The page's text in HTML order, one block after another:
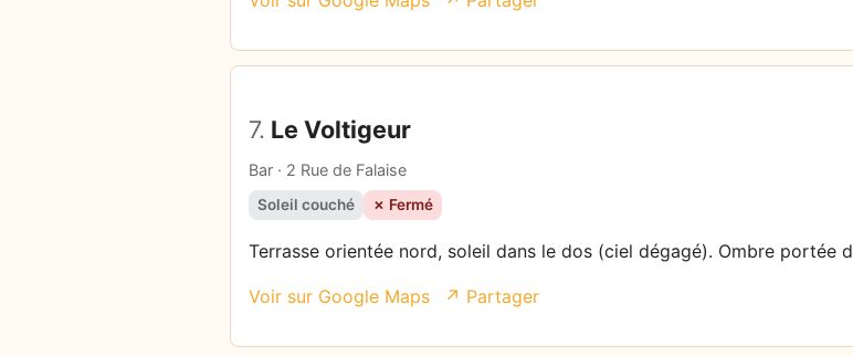
7. Le Voltigeur
Bar · 2 Rue de Falaise
Soleil couché ✗ Fermé
Terrasse orientée nord, soleil dans le dos (ciel dégagé). Ombre portée
Voir sur Google Maps ↗ Partager